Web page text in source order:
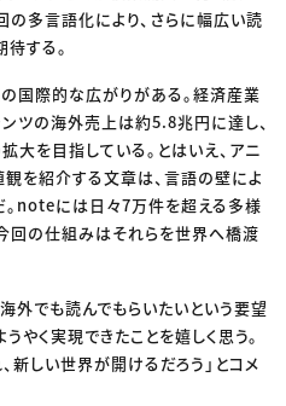
の多言語化により、さらに幅広い読
する。
国際的な広がりがある。経済産業
ツの海外売上は約5.8兆円に達し、
を目指している。とはいえ、アニ
を紹介する文章は、言語の壁によ
noteには日々7万件を超える多様
回の仕組みはそれらを世界へ橋渡
外でも読んでもらいたいという要望
やく実現できたことを嬉しく思う。
新しい世界が開けるだろう」とコメ